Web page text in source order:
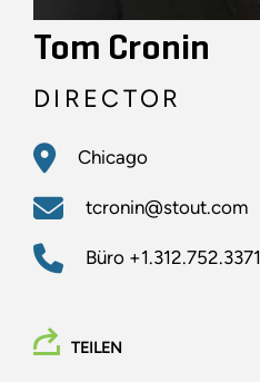
Tom Cronin
DIRECTOR
Chicago
tcronin@stout.com
Büro +1.312.752.3371
TEILEN